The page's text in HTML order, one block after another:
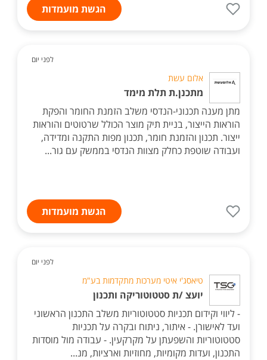
הגשת מועמדות
לפני יום
אלום עשת
מתכנן.ת תלת מימד
מתן מענה תכנוני-הנדסי משלב הזמנת החומר והפקת
הוראות הייצור, בניית תיק מוצר הכולל שרטוטים והוראות
ייצור. תכנון והזמנת חומר, תכנון מפות התקנה ומדידה,
ועבודה שוטפת כחלק מצוות הנדסי בממשק עם גור...
הגשת מועמדות
לפני יום
טיאסג'י איטי מערכות מתקדמות בע"מ
יועצ /ת סטטוטוריקה ותכנון
- ליווי וקידום תכניות סטטוטוריות משלב התכנון הראשוני
ועד לאישורן. - איתור, ניתוח ובקרה על תכניות
סטטוטוריות והשפעתן על מקרקעין. - עבודה מול מוסדות
התכנון, ועדות מקומיות, מחוזיות וארציות, מנ...